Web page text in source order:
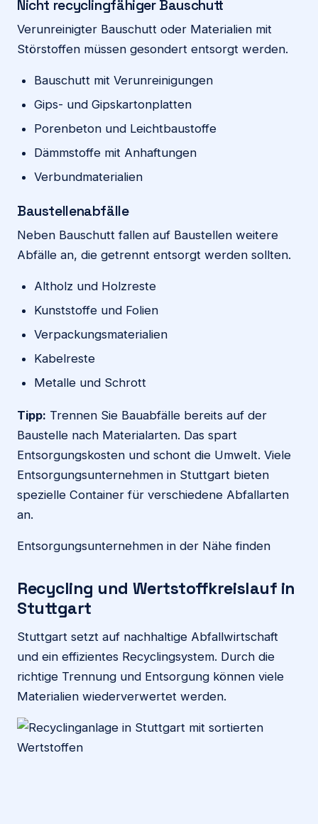
Nicht recyclingfähiger Bauschutt
Verunreinigter Bauschutt oder Materialien mit
Störstoffen müssen gesondert entsorgt werden.
Bauschutt mit Verunreinigungen
Gips- und Gipskartonplatten
Porenbeton und Leichtbaustoffe
Dämmstoffe mit Anhaftungen
Verbundmaterialien
Baustellenabfälle
Neben Bauschutt fallen auf Baustellen weitere
Abfälle an, die getrennt entsorgt werden sollten.
Altholz und Holzreste
Kunststoffe und Folien
Verpackungsmaterialien
Kabelreste
Metalle und Schrott
Tipp: Trennen Sie Bauabfälle bereits auf der
Baustelle nach Materialarten. Das spart
Entsorgungskosten und schont die Umwelt. Viele
Entsorgungsunternehmen in Stuttgart bieten
spezielle Container für verschiedene Abfallarten
an.
Entsorgungsunternehmen in der Nähe finden
Recycling und Wertstoffkreislauf in
Stuttgart
Stuttgart setzt auf nachhaltige Abfallwirtschaft
und ein effizientes Recyclingsystem. Durch die
richtige Trennung und Entsorgung können viele
Materialien wiederverwertet werden.